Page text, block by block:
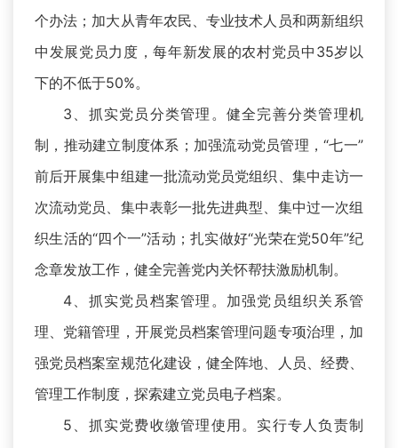
个办法；加大从青年农民、专业技术人员和两新组织
中发展党员力度，每年新发展的农村党员中35岁以
下的不低于50%。
3、抓实党员分类管理。健全完善分类管理机
制，推动建立制度体系；加强流动党员管理，“七一”
前后开展集中组建一批流动党员党组织、集中走访一
次流动党员、集中表彰一批先进典型、集中过一次组
织生活的“四个一”活动；扎实做好“光荣在党50年”纪
念章发放工作，健全完善党内关怀帮扶激励机制。
4、抓实党员档案管理。加强党员组织关系管
理、党籍管理，开展党员档案管理问题专项治理，加
强党员档案室规范化建设，健全阵地、人员、经费、
管理工作制度，探索建立党员电子档案。
5、抓实党费收缴管理使用。实行专人负责制